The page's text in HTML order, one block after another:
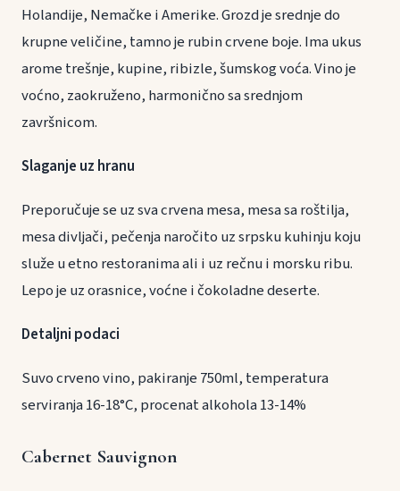
Holandije, Nemačke i Amerike. Grozd je srednje do
krupne veličine, tamno je rubin crvene boje. Ima ukus
arome trešnje, kupine, ribizle, šumskog voća. Vino je
voćno, zaokruženo, harmonično sa srednjom
završnicom.
Slaganje uz hranu
Preporučuje se uz sva crvena mesa, mesa sa roštilja,
mesa divljači, pečenja naročito uz srpsku kuhinju koju
služe u etno restoranima ali i uz rečnu i morsku ribu.
Lepo je uz orasnice, voćne i čokoladne deserte.
Detaljni podaci
Suvo crveno vino, pakiranje 750ml, temperatura
serviranja 16-18°C, procenat alkohola 13-14%
Cabernet Sauvignon